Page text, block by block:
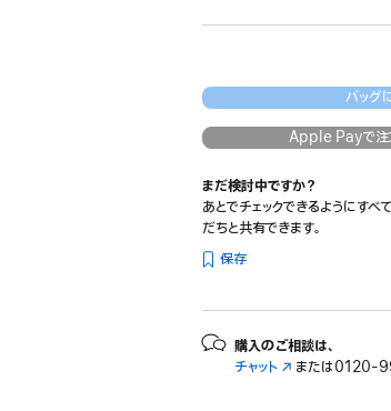
バッグ
Apple Payで注
まだ検討中ですか？
あとでチェックできるようにす
だちと共有できます。
保存
購入のご相談は、
チャット （新または0120-